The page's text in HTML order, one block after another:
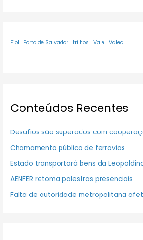
Fiol Porto de Salvador trilhos Vale Valec
Conteúdos Recentes
Desafios são superados com
Chamamento público de ferrovias
Estado transportará bens da
AENFER retoma palestras presenciais
Falta de autoridade metropolitana